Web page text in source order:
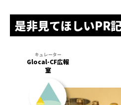
是非見てほしいPR
Glocal-CF広報
室